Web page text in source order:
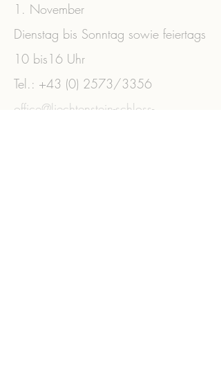
1. November
Dienstag bis Sonntag sowie feiertags
10 bis16 Uhr
Tel.: +43 (0) 2573/3356 ​
office@liechtenstein-schloss-